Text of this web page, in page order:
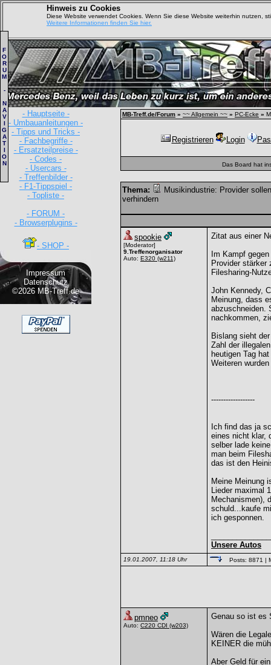
Hinweis zu Cookies
Diese Website verwendet Cookies. Wenn Sie diese Website weiterhin nutzen,
Weitere Informationen finden Sie hier.
- Hauptseite -
- Umbauanleitungen -
- Tipps und Tricks -
- Fachbegriffe -
- Ersatzteilpreise -
- Codes -
- Usercars -
- Treffenbilder -
- F1-Tippspiel -
- Topliste -
- FORUM -
- Browserplugins -
- SHOP -
Impressum
Datenschutz
©2026 MB-Treff.de
F
O
R
U
M
-
N
A
V
I
G
A
T
I
O
N
MB-Treff.de/Forum » ~~ Allgemein ~~ » PC-Ecke »
Registrieren Login
Das Board hat
Thema:
Musikindustrie: Provider
verhindern
spookie
[Moderator]
9.Treffenorganisator
Auto: E320 (w211)
Zitat aus einer
Im Kampf
Provider stärker
Filesharing-
John Kennedy,
Meinung, dass
abzuschneiden.
nachkommen,
Bislang sieht
Zahl der
heutigen Tag
Weiteren
------------------
Ich find das ja
eines nicht klar,
selber lade
man beim
das ist den
Meine Meinung
Lieder maximal
Mechanismen),
schuld...kaufe
ich gesponnen.
Unsere Autos
19.01.2007, 11:18 Uhr Posts: 8871 |
pmneo
Auto: C220 CDI (w203)
Genau so ist es
Wären die
KEINER die
Aber Geld für